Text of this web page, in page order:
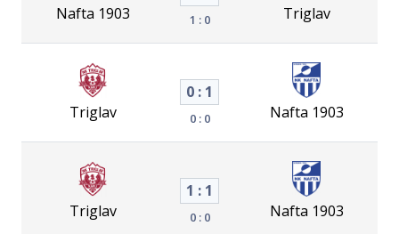
Nafta 1903 1 : 0 Triglav
Triglav
0 : 1
0 : 0 Nafta 1903
Triglav
1 : 1
0 : 0 Nafta 1903